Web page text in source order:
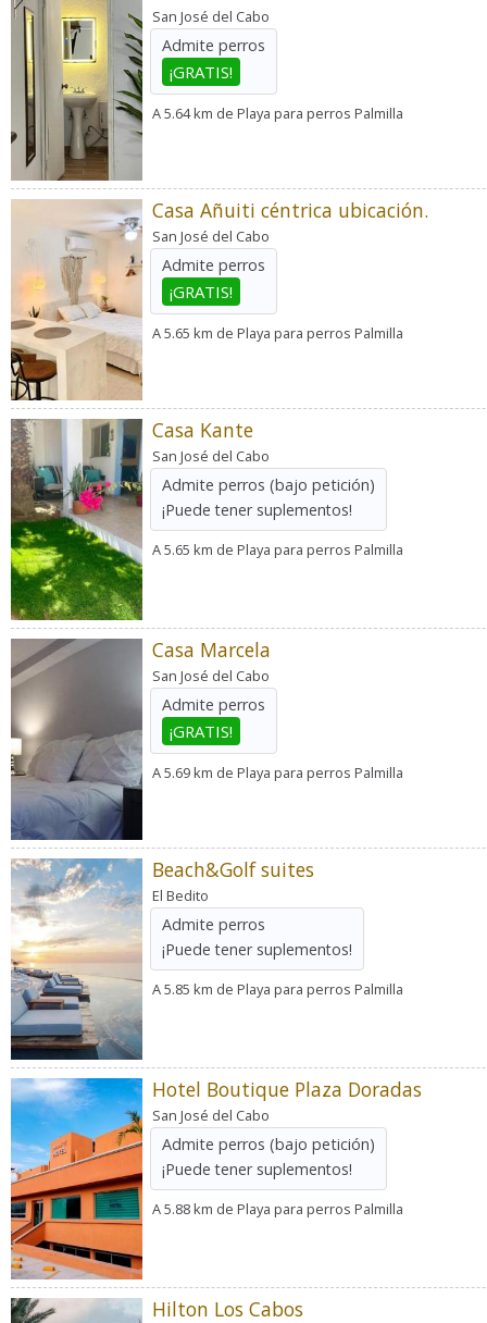
San José del Cabo
Admite perros
¡GRATIS!
A 5.64 km de Playa para perros Palmilla
Casa Añuiti céntrica ubicación.
San José del Cabo
Admite perros
¡GRATIS!
A 5.65 km de Playa para perros Palmilla
Casa Kante
San José del Cabo
Admite perros (bajo petición)
¡Puede tener suplementos!
A 5.65 km de Playa para perros Palmilla
Casa Marcela
San José del Cabo
Admite perros
¡GRATIS!
A 5.69 km de Playa para perros Palmilla
Beach&Golf suites
El Bedito
Admite perros
¡Puede tener suplementos!
A 5.85 km de Playa para perros Palmilla
Hotel Boutique Plaza Doradas
San José del Cabo
Admite perros (bajo petición)
¡Puede tener suplementos!
A 5.88 km de Playa para perros Palmilla
Hilton Los Cabos